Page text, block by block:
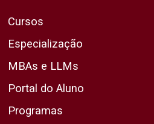
Cursos
Especialização
MBAs e LLMs
Portal do Aluno
Programas